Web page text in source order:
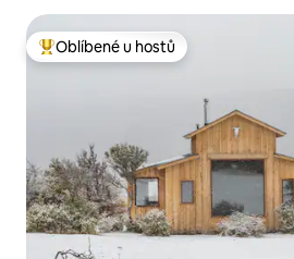
Nejlepší v kategorii Oblíbené u hostů
Oblíbené u hostů